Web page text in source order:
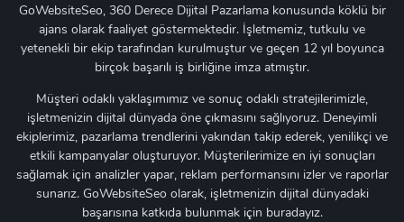
GoWebsiteSeo, 360 Derece Dijital Pazarlama konusunda köklü bir
ajans olarak faaliyet göstermektedir. İşletmemiz, tutkulu ve
yetenekli bir ekip tarafından kurulmuştur ve geçen 12 yıl boyunca
birçok başarılı iş birliğine imza atmıştır.
Müşteri odaklı yaklaşımımız ve sonuç odaklı stratejilerimizle,
işletmenizin dijital dünyada öne çıkmasını sağlıyoruz. Deneyimli
ekiplerimiz, pazarlama trendlerini yakından takip ederek, yenilikçi ve
etkili kampanyalar oluşturuyor. Müşterilerimize en iyi sonuçları
sağlamak için analizler yapar, reklam performansını izler ve raporlar
sunarız. GoWebsiteSeo olarak, işletmenizin dijital dünyadaki
başarısına katkıda bulunmak için buradayız.